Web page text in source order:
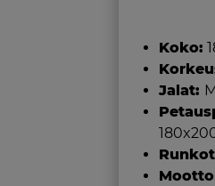
Koko:
Jalat: